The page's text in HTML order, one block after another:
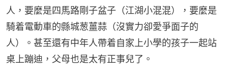
人，要麼是四馬路剛子盆子（江湖小混混），要麼是
騎着電動車的縣城葱薑蒜（沒實力卻愛爭面子的
人）。甚至還有中年人帶着自家上小學的孩子一起站
桌上蹦迪，父母也是太有正事兒了。